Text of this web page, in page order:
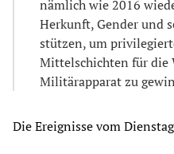
nämlich wie 2016
Herkunft, Gender und
stützen, um
Mittelschichten für die
Militärapparat zu
Die Ereignisse vom